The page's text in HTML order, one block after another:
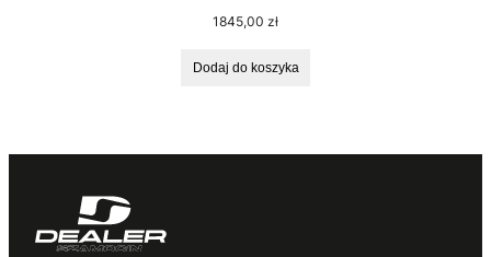
1845,00 zł
Dodaj do koszyka